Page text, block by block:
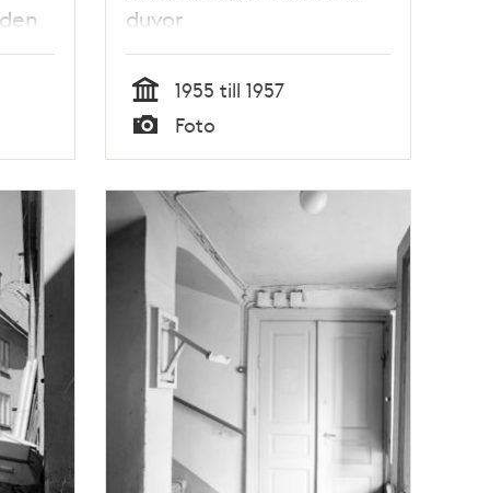
duvor
Tid
1955 till 1957
Typ
Foto